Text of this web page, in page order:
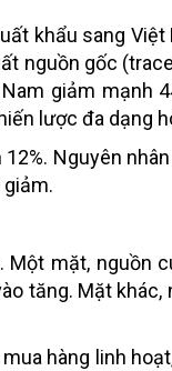
khẩu sang Việt
nguồn gốc
giảm mạnh
lược đa dạng
Nguyên
mặt, nguồn
tăng. Mặt
hàng linh